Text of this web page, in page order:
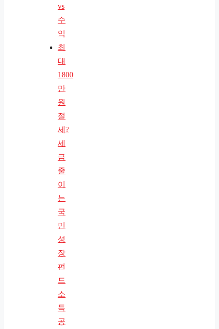
vs
수
익
최
대
1800
만
원
절
세?
세
금
줄
이
는
국
민
성
장
펀
드
소
득
공